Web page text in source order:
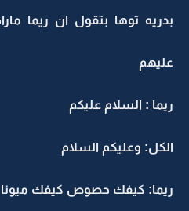
توها بتقول ان ريما ماراح
: السلام عليكم
وعليكم السلام
كيفك حصوص كيفك ميونا